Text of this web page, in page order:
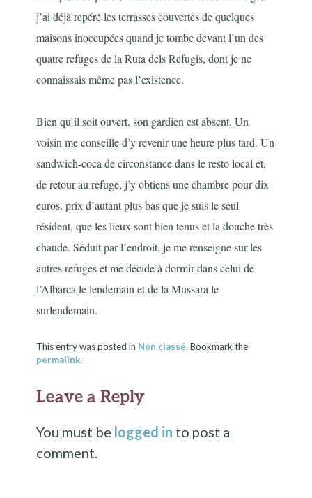
j’ai déjà repéré les terrasses couvertes de quelques
maisons inoccupées quand je tombe devant l’un des
quatre refuges de la Ruta dels Refugis, dont je ne
connaissais même pas l’existence.
Bien qu’il soit ouvert, son gardien est absent. Un
voisin me conseille d’y revenir une heure plus tard. Un
sandwich-coca de circonstance dans le resto local et,
de retour au refuge, j’y obtiens une chambre pour dix
euros, prix d’autant plus bas que je suis le seul
résident, que les lieux sont bien tenus et la douche très
chaude. Séduit par l’endroit, je me renseigne sur les
autres refuges et me décide à dormir dans celui de
l’Albarca le lendemain et de la Mussara le
surlendemain.
This entry was posted in Non classé. Bookmark the
permalink.
Leave a Reply
You must be logged in to post a
comment.